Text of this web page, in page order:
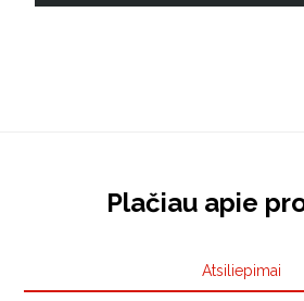
Plačiau apie
Atsiliepimai